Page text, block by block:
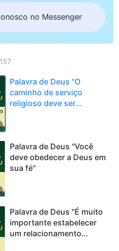
no Messenger
157
Palavra de Deus "O
caminho de serviço
religioso deve ser
Palavra de Deus "Você
deve obedecer a Deus em
sua fé"
Palavra de Deus "É muito
importante estabelecer
um relacionamento